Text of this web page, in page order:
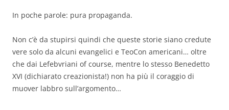
In poche parole: pura propaganda.
Non c’è da stupirsi quindi che queste storie siano credute
vere solo da alcuni evangelici e TeoCon americani… oltre
che dai Lefebvriani of course, mentre lo stesso Benedetto
XVI (dichiarato creazionista!) non ha più il coraggio di
muover labbro sull’argomento…